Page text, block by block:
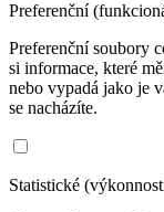
Preferenční
Preferenční soubory
si informace, které
nebo vypadá jako je
se nacházíte.
Statistické